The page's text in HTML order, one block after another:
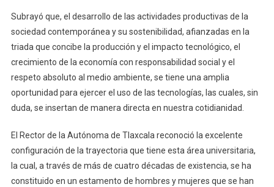
Subrayó que, el desarrollo de las actividades productivas de la
sociedad contemporánea y su sostenibilidad, afianzadas en la
triada que concibe la producción y el impacto tecnológico, el
crecimiento de la economía con responsabilidad social y el
respeto absoluto al medio ambiente, se tiene una amplia
oportunidad para ejercer el uso de las tecnologías, las cuales, sin
duda, se insertan de manera directa en nuestra cotidianidad.
El Rector de la Autónoma de Tlaxcala reconoció la excelente
configuración de la trayectoria que tiene esta área universitaria,
la cual, a través de más de cuatro décadas de existencia, se ha
constituido en un estamento de hombres y mujeres que se han